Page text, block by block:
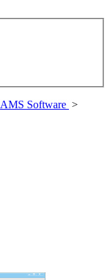
AMS Software >